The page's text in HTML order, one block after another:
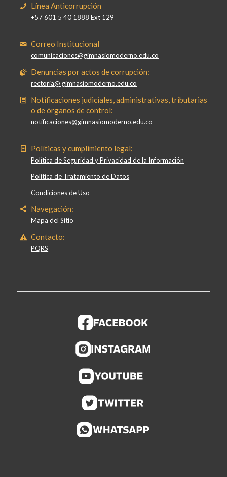
Línea Anticorrupción
+57 601 5 40 1888 Ext 129
Correo Institucional
comunicaciones@gimnasiomoderno.edu.co
Denuncias por actos de corrupción:
rectoria@ gimnasiomoderno.edu.co
Notificaciones judiciales, administrativas, tributarias
o de órganos de control:
notificaciones@gimnasiomoderno.edu.co
Políticas y cumplimiento legal:
Política de Seguridad y Privacidad de la Información
Política de Tratamiento de Datos
Condiciones de Uso
Navegación:
Mapa del Sitio
Contacto:
PQRS